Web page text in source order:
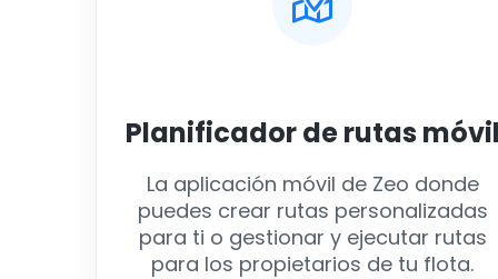
Planificador de rutas móvil
La aplicación móvil de Zeo donde
puedes crear rutas personalizadas
para ti o gestionar y ejecutar rutas
para los propietarios de tu flota.